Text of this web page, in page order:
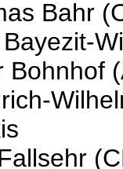
Bahr
Bohnhof